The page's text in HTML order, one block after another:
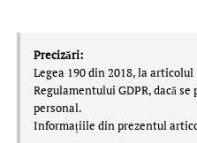
Precizări:
Legea 190 din 2018, la
Regulamentului GDPR, dacă
personal.
Informațiile din prezentul